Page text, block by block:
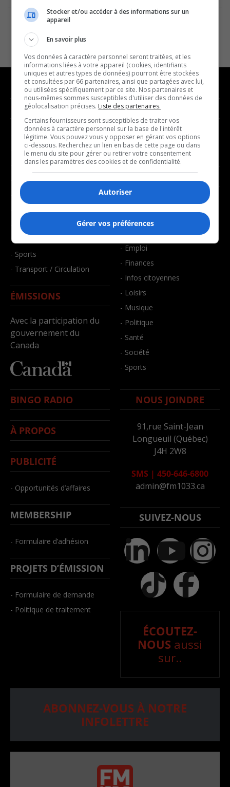
NOUVELLES
- Affaires municipales
- Communauté / Social
- Culture
- Économie
- Éducation
- Environnement
- Faits divers
- Santé et bien-être
- Sports
- Transport / Circulation
ÉMISSIONS
Avec la participation du
gouvernement du
Canada
MUSIQUE
- Décompte franco
- Joué récemment
BALADOS
- Affaires
- Art de vivre
- Bien-être
- Emploi
- Finances
- Infos citoyennes
- Loisirs
- Musique
- Politique
- Santé
- Société
- Sports
BINGO RADIO
À PROPOS
PUBLICITÉ
- Opportunités d’affaires
MEMBERSHIP
- Formulaire d’adhésion
PROJETS D’ÉMISSION
- Formulaire de demande
- Politique de traitement
NOUS JOINDRE
91,rue Saint-Jean
Longueuil (Québec)
J4H 2W8
SMS | 450-646-6800
admin@fm1033.ca
SUIVEZ-NOUS
ÉCOUTEZ-
NOUS aussi
sur..
ABONNEZ-VOUS À NOTRE
INFOLETTRE
Stocker et/ou accéder à des informations sur un
appareil
En savoir plus
Vos données à caractère personnel seront traitées, et les
informations liées à votre appareil (cookies, identifiants
uniques et autres types de données) pourront être stockées
et consultées par 66 partenaires, ainsi que partagées avec lui,
ou utilisées spécifiquement par ce site. Nos partenaires et
nous-mêmes sommes susceptibles d'utiliser des données de
géolocalisation précises. Liste des partenaires.
Certains fournisseurs sont susceptibles de traiter vos
données à caractère personnel sur la base de l'intérêt
légitime. Vous pouvez vous y opposer en gérant vos options
ci-dessous. Recherchez un lien en bas de cette page ou dans
le menu du site pour gérer ou retirer votre consentement
dans les paramètres des cookies et de confidentialité.
Autoriser
Gérer vos préférences